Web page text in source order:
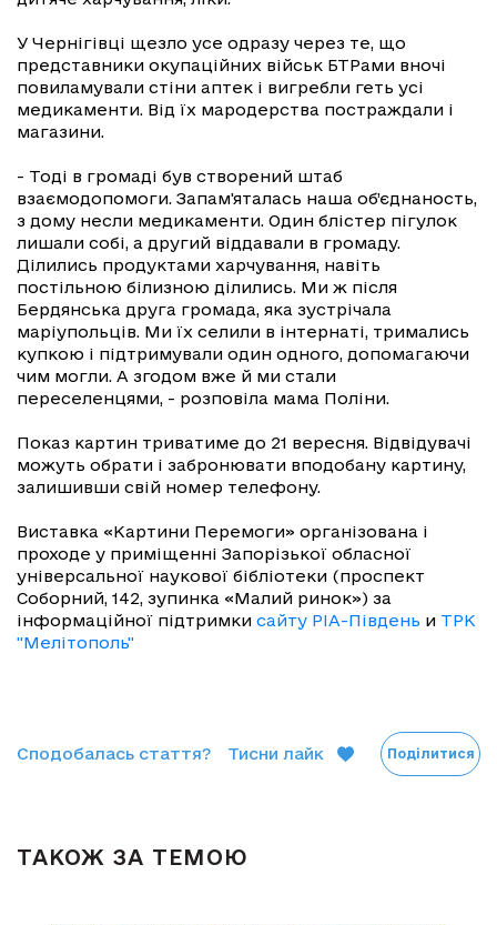
У Чернігівці щезло усе одразу через те, що
представники окупаційних військ БТРами вночі
повиламували стіни аптек і вигребли геть усі
медикаменти. Від їх мародерства постраждали і
магазини.
- Тоді в громаді був створений штаб
взаємодопомоги. Запам'яталась наша об’єднаность,
з дому несли медикаменти. Один блістер пігулок
лишали собі, а другий віддавали в громаду.
Ділились продуктами харчування, навіть
постільною білизною ділились. Ми ж після
Бердянська друга громада, яка зустрічала
маріупольців. Ми їх селили в інтернаті, тримались
купкою і підтримували один одного, допомагаючи
чим могли. А згодом вже й ми стали
переселенцями, - розповіла мама Поліни.
Показ картин триватиме до 21 вересня. Відвідувачі
можуть обрати і забронювати вподобану картину,
залишивши свій номер телефону.
Виставка «Картини Перемоги» організована і
проходе у приміщенні Запорізької обласної
універсальної наукової бібліотеки (проспект
Соборний, 142, зупинка «Малий ринок») за
інформаційної підтримки сайту РІА-Південь и ТРК
"Мелітополь"
Сподобалась стаття? Тисни лайк Поділитися
ТАКОЖ ЗА ТЕМОЮ